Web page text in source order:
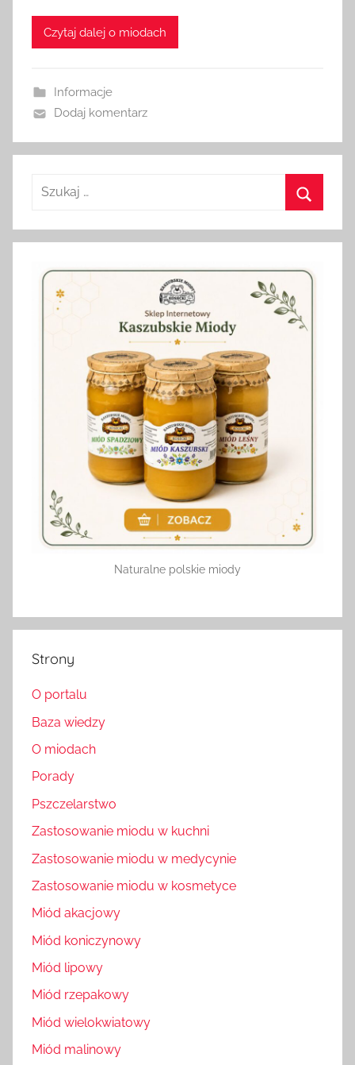
Czytaj dalej o miodach
Informacje
Dodaj komentarz
Szukaj:
Naturalne polskie miody
Strony
O portalu
Baza wiedzy
O miodach
Porady
Pszczelarstwo
Zastosowanie miodu w kuchni
Zastosowanie miodu w medycynie
Zastosowanie miodu w kosmetyce
Miód akacjowy
Miód koniczynowy
Miód lipowy
Miód rzepakowy
Miód wielokwiatowy
Miód malinowy